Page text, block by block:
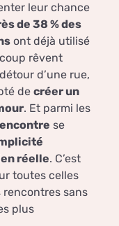
leur chance
de 38 % des
ont déjà utilisé
rêvent
d’une rue,
de créer un
. Et parmi les
se
réelle. C’est
toutes celles
sans
plus